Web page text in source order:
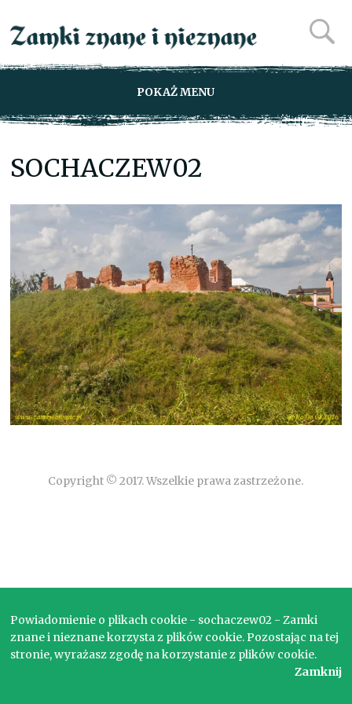
POKAŻ MENU
SOCHACZEW02
Copyright © 2017. Wszelkie prawa zastrzeżone.
Powiadomienie o plikach cookie - sochaczew02 - Zamki
znane i nieznane korzysta z plików cookie. Pozostając na tej
stronie, wyrażasz zgodę na korzystanie z plików cookie.
Zamknij